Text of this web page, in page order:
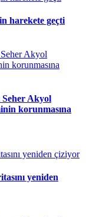
harekete geçti
Seher Akyol
korunmasına
yeniden